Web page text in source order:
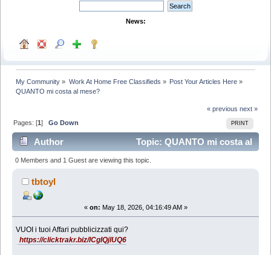
News:
My Community » Work At Home Free Classifieds » Post Your Articles Here»
QUANTO mi costa al mese?
« previous next »
PRINT
Pages: [1]Go Down
Author
Topic: QUANTO mi costa al
mese? (Read 565 times)
0 Members and 1 Guest are viewing this topic.
tbtoyl
« on: May 18, 2026, 04:16:49 AM »
VUOI i tuoi Affari pubblicizzati qui?
https://clicktrakr.biz/lCgIQjlUQ6